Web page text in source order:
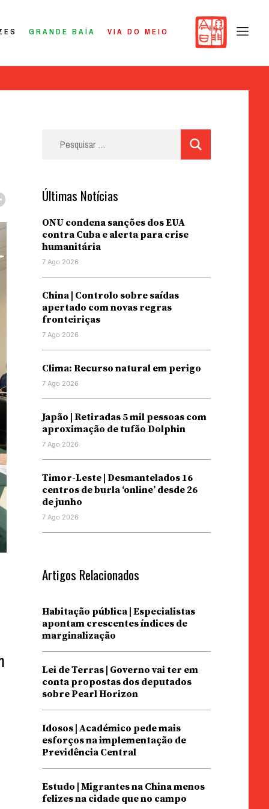
GRANDE BAÍA VIA DO MEIO
Últimas Notícias
ONU condena sanções dos EUA
contra Cuba e alerta para crise
humanitária
7 Ago 2026
China | Controlo sobre saídas
apertado com novas regras
fronteiriças
7 Ago 2026
Clima: Recurso natural em perigo
7 Ago 2026
Japão | Retiradas 5 mil pessoas com
aproximação de tufão Dolphin
7 Ago 2026
Timor-Leste | Desmantelados 16
centros de burla ‘online’ desde 26
de junho
7 Ago 2026
Artigos Relacionados
Habitação pública | Especialistas
apontam crescentes índices de
marginalização
Lei de Terras | Governo vai ter em
conta propostas dos deputados
sobre Pearl Horizon
Idosos | Académico pede mais
esforços na implementação de
Previdência Central
Estudo | Migrantes na China menos
felizes na cidade que no campo